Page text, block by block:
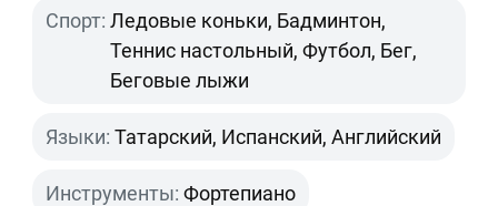
Спорт: Ледовые коньки, Бадминтон,
Теннис настольный, Футбол, Бег,
Беговые лыжи
Языки: Татарский, Испанский, Английский
Инструменты: Фортепиано